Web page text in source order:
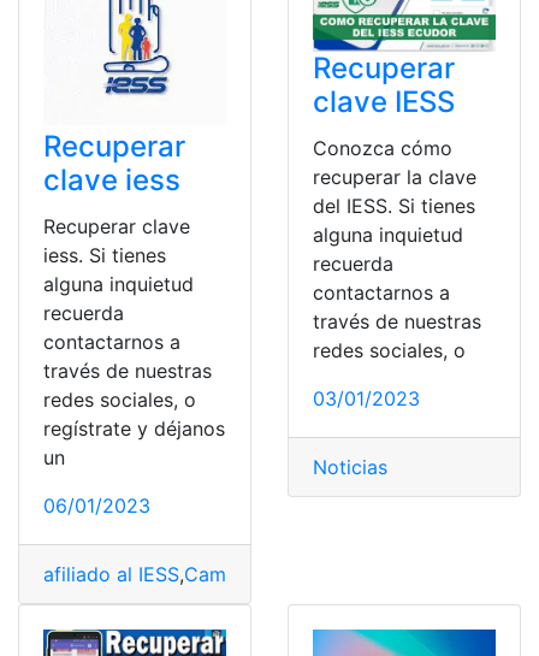
Recuperar
clave iess
Recuperar clave
iess. Si tienes
alguna inquietud
recuerda
contactarnos a
través de nuestras
redes sociales, o
regístrate y déjanos
un
06/01/2023
afiliado al IESS,Cambiar contraseña
Recuperar
clave IESS
Conozca cómo
recuperar la clave
del IESS. Si tienes
alguna inquietud
recuerda
contactarnos a
través de nuestras
redes sociales, o
03/01/2023
Noticias